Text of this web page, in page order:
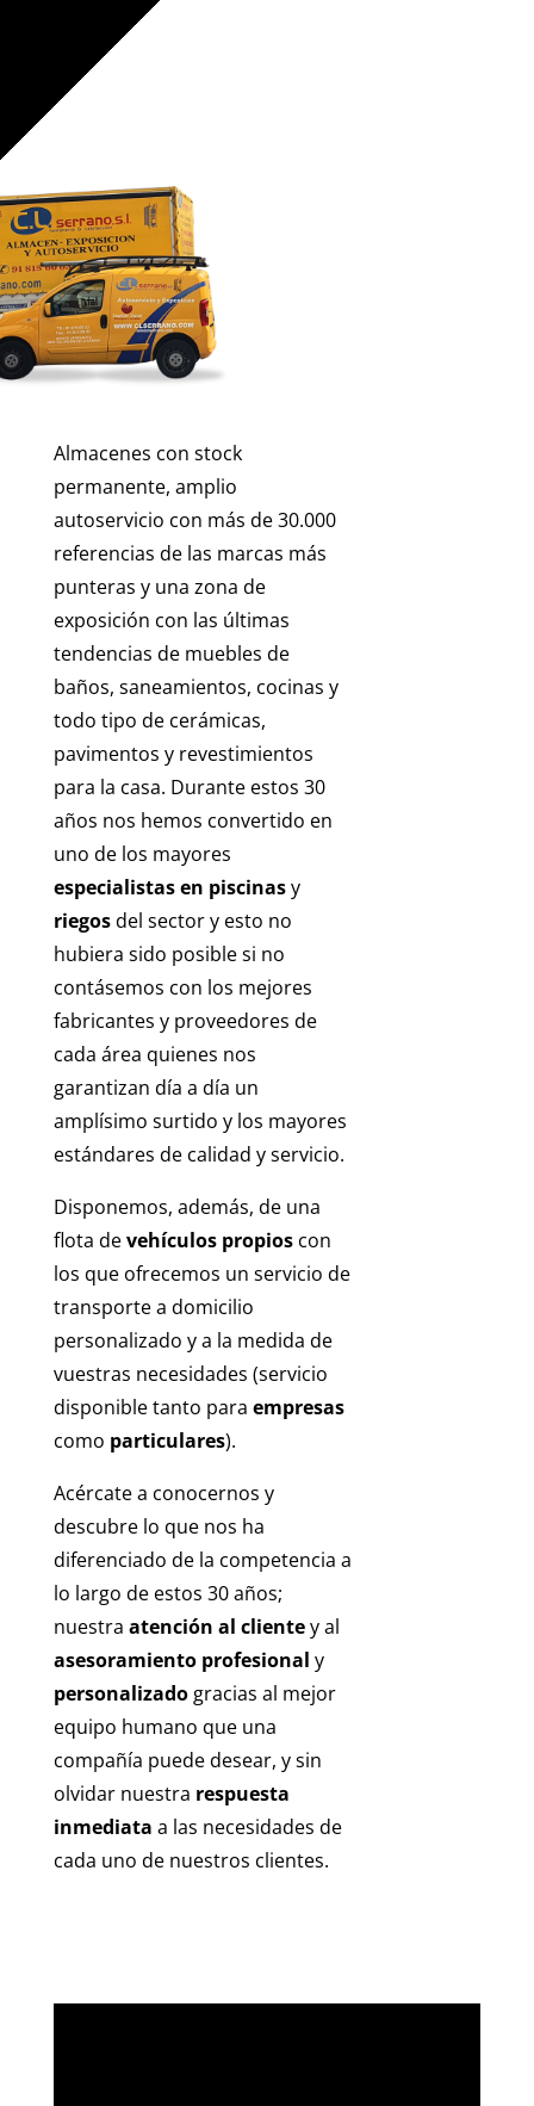
Almacenes con stock
permanente, amplio
autoservicio con más de 30.000
referencias de las marcas más
punteras y una zona de
exposición con las últimas
tendencias de muebles de
baños, saneamientos, cocinas y
todo tipo de cerámicas,
pavimentos y revestimientos
para la casa. Durante estos 30
años nos hemos convertido en
uno de los mayores
especialistas en piscinasy
riegosdel sector y esto no
hubiera sido posible si no
contásemos con los mejores
fabricantes y proveedores de
cada área quienes nos
garantizan día a día un
amplísimo surtido y los mayores
estándares de calidad y servicio.
Disponemos, además, de una
flota devehículos propioscon
los que ofrecemos un servicio de
transporte a domicilio
personalizado y a la medida de
vuestras necesidades (servicio
disponible tanto para empresas
como particulares).
Acércate a conocernos y
descubre lo que nos ha
diferenciado de la competencia a
lo largo de estos 30 años;
nuestra atención al clientey al
asesoramiento profesional y
personalizadogracias al mejor
equipo humano que una
compañía puede desear, y sin
olvidar nuestra respuesta
inmediata a las necesidades de
cada uno de nuestros clientes.